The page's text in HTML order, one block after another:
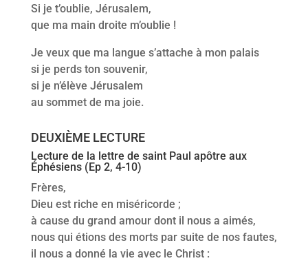
Si je t’oublie, Jérusalem,
que ma main droite m’oublie !
Je veux que ma langue s’attache à mon palais
si je perds ton souvenir,
si je n’élève Jérusalem
au sommet de ma joie.
DEUXIÈME LECTURE
Lecture de la lettre de saint Paul apôtre aux
Éphésiens (Ep 2, 4-10)
Frères,
Dieu est riche en miséricorde ;
à cause du grand amour dont il nous a aimés,
nous qui étions des morts par suite de nos fautes,
il nous a donné la vie avec le Christ :